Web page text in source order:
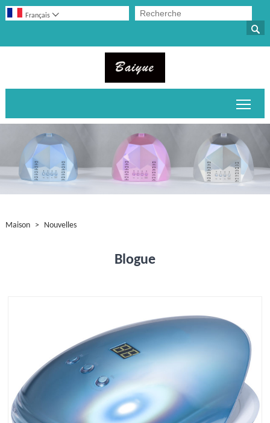

Français 
Maison > Nouvelles
Blogue